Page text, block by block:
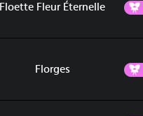
Floette Fleur Éternelle
Florges